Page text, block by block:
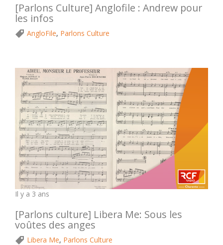
[Parlons Culture] Anglofile : Andrew pour
les infos
AngloFile, Parlons Culture
Il y a 3 ans
[Parlons culture] Libera Me: Sous les
voûtes des anges
Libera Me, Parlons Culture